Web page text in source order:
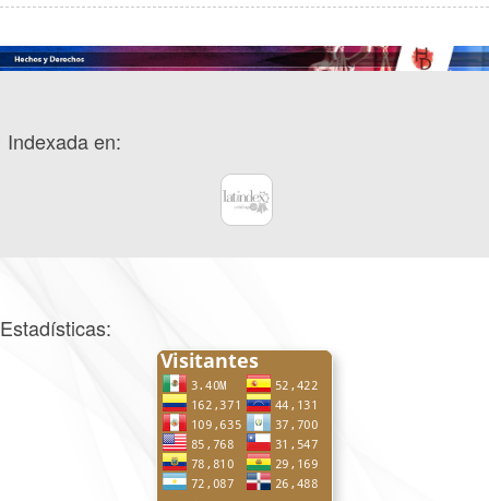
Indexada en:
Estadísticas: